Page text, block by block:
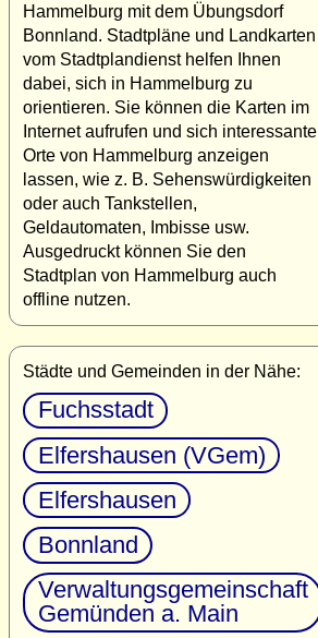
Hammelburg mit dem Übungsdorf
Bonnland. Stadtpläne und Landkarten
vom Stadtplandienst helfen Ihnen
dabei, sich in Hammelburg zu
orientieren. Sie können die Karten im
Internet aufrufen und sich interessante
Orte von Hammelburg anzeigen
lassen, wie z. B. Sehenswürdigkeiten
oder auch Tankstellen,
Geldautomaten, Imbisse usw.
Ausgedruckt können Sie den
Stadtplan von Hammelburg auch
offline nutzen.
Städte und Gemeinden in der Nähe:
Fuchsstadt
Elfershausen (VGem)
Elfershausen
Bonnland
Verwaltungsgemeinschaft
Gemünden a. Main